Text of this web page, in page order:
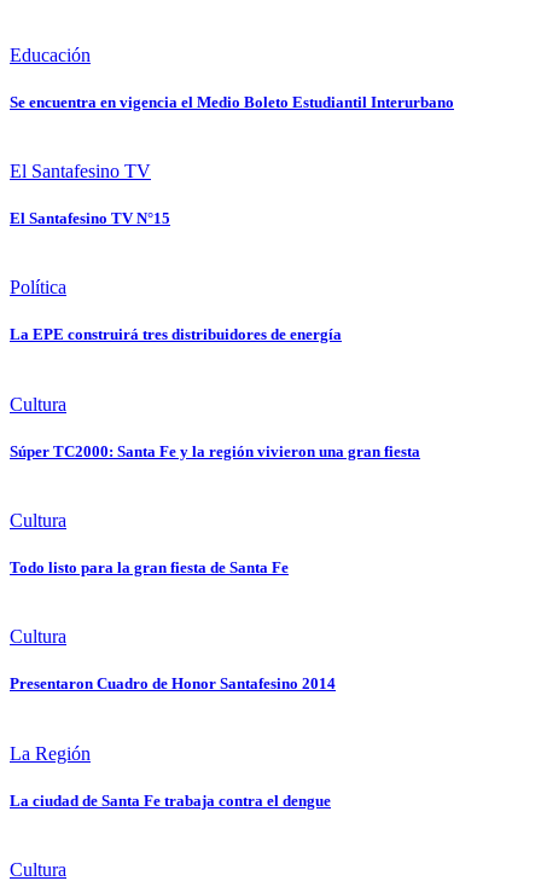
Educación
Se encuentra en vigencia el Medio Boleto Estudiantil Interurbano
El Santafesino TV
El Santafesino TV N°15
Política
La EPE construirá tres distribuidores de energía
Cultura
Súper TC2000: Santa Fe y la región vivieron una gran fiesta
Cultura
Todo listo para la gran fiesta de Santa Fe
Cultura
Presentaron Cuadro de Honor Santafesino 2014
La Región
La ciudad de Santa Fe trabaja contra el dengue
Cultura